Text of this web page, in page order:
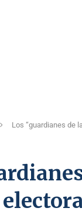
Los “guardianes de